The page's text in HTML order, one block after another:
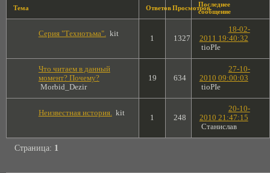
Тема Ответов ПросмотровПоследнее
сообщение
Серия "Технотьма". kit
1 1327
18-02-
2011 19:40:32
tioPIe
Что читаем в данный
момент? Почему?
Morbid_Dezir
19 634
27-10-
2010 09:00:03
tioPIe
Неизвестная история. kit
1 248
20-10-
2010 21:47:15
Станислав
Страница: 1